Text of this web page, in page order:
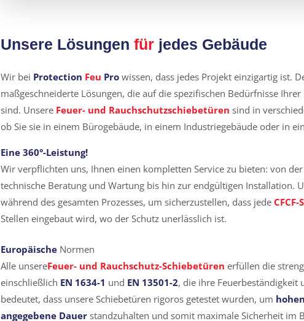
Unsere Lösungen fürjedes Gebäude
Wir bei Protection Feu Prowissen, dass jedes Projekt einzigartig ist.
maßgeschneiderte Lösungen, die auf die spezifischen Bedürfnisse
sind. Unsere Feuer- und Rauchschutzschiebetüren sind in
ob Sie sie in einem Bürogebäude, in einem Industriegebäude oder in
Eine 360°-Leistung!
Wir verpflichten uns, Ihnen einen kompletten Service zu bieten: von
technische Beratung und Wartung bis hin zur endgültigen Installation.
während des gesamten Prozesses, um sicherzustellen, dass jede
Stellen eingebaut wird, wo der Schutz unerlässlich ist.
EuropäischeNormen
Alle unsereFeuer- und Rauchschutz-Schiebetüren erfüllen die
einschließlich EN 1634-1 und EN 13501-2, die ihre Feuerbeständigkeit
bedeutet, dass unsere Schiebetüren rigoros getestet wurden, um
angegebene Dauerstandzuhalten und somit maximale Sicherheit im